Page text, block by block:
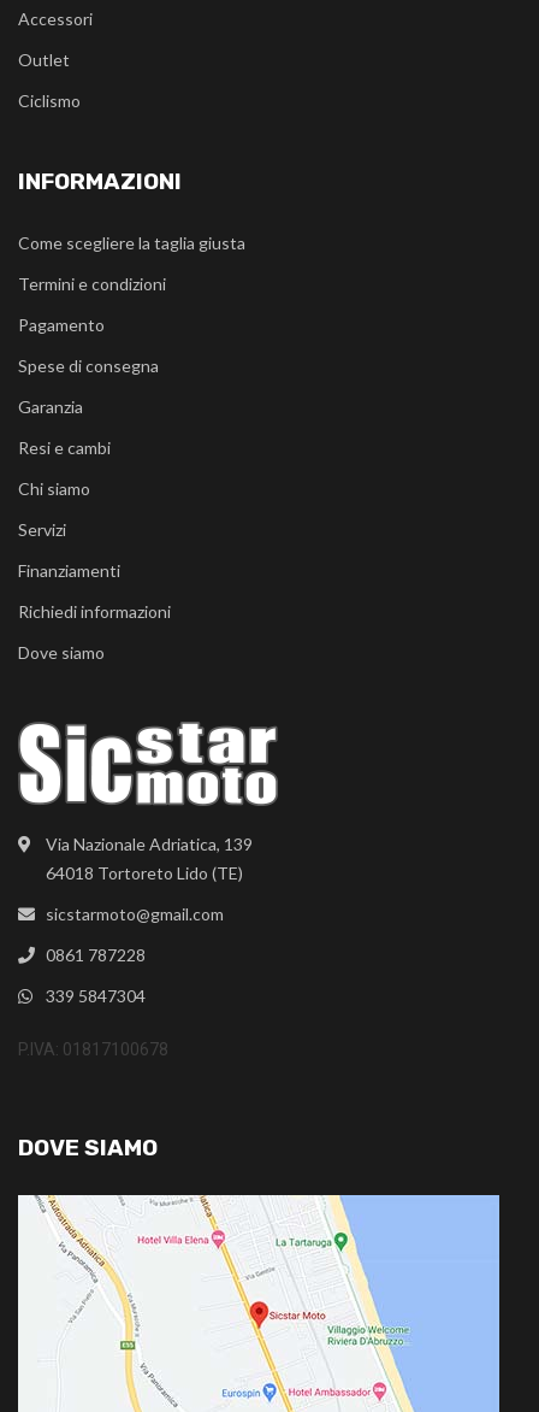
Via Nazionale Adriatica, 139
64018 Tortoreto Lido (TE)
sicstarmoto@gmail.com
0861 787228
339 5847304
P.IVA: 01817100678
Accessori
Outlet
Ciclismo
INFORMAZIONI
Come scegliere la taglia giusta
Termini e condizioni
Pagamento
Spese di consegna
Garanzia
Resi e cambi
Chi siamo
Servizi
Finanziamenti
Richiedi informazioni
Dove siamo
DOVE SIAMO